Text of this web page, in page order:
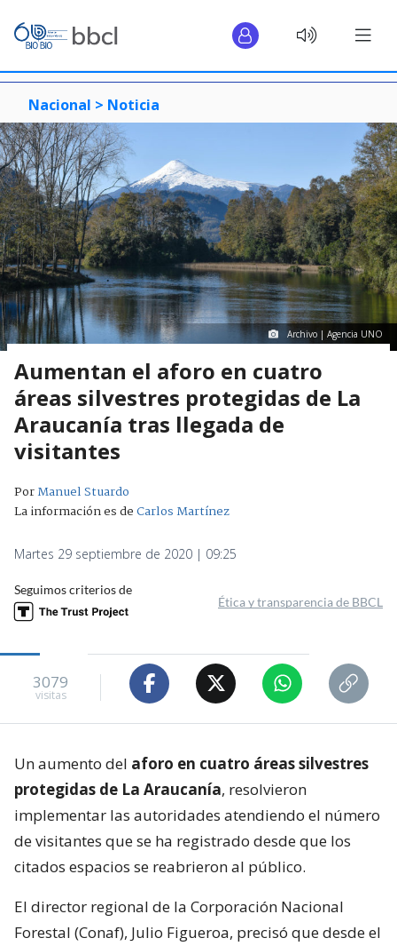
Nacional > Noticia
Archivo | Agencia UNO
Aumentan el aforo en cuatro
áreas silvestres protegidas de La
Araucanía tras llegada de
visitantes
PorManuel Stuardo
La información es deCarlos Martínez
Martes 29 septiembre de 2020 | 09:25
Seguimos criterios de
Ética y transparencia de BBCL
3079
visitas
Un aumento del aforo en cuatro áreas silvestres
protegidas de La Araucanía, resolvieron
implementar las autoridades atendiendo el número
de visitantes que se ha registrado desde que los
citados espacios se reabrieron al público.
El director regional de la Corporación Nacional
Forestal (Conaf), Julio Figueroa, precisó que desde el